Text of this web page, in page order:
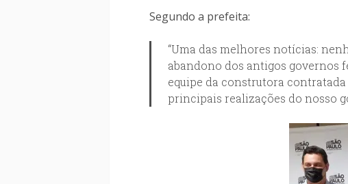
Segundo a prefeita:
“Uma das melhores notícias:
abandono dos antigos governos
equipe da construtora contratada
principais realizações do nosso